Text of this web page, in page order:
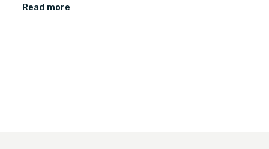
Read more